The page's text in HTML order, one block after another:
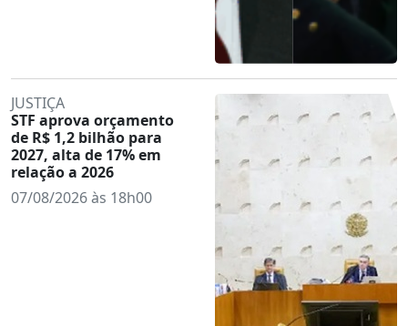
JUSTIÇA
STF aprova orçamento
de R$ 1,2 bilhão para
2027, alta de 17% em
relação a 2026
07/08/2026 às 18h00